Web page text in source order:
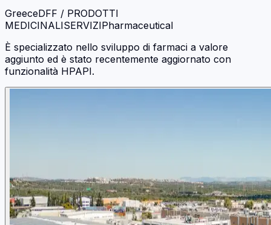
GreeceDFF / PRODOTTI
MEDICINALISERVIZIPharmaceutical
È specializzato nello sviluppo di farmaci a valore
aggiunto ed è stato recentemente aggiornato con
funzionalità HPAPI.